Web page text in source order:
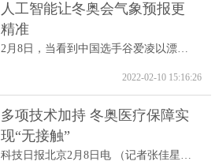
人工智能让冬奥会气象预报更
精准
2月8日，当看到中国选手谷爱凌以漂亮的高...
2022-02-10 15:16:26
多项技术加持 冬奥医疗保障实
现“无接触”
科技日报北京2月8日电 （记者张佳星）记...